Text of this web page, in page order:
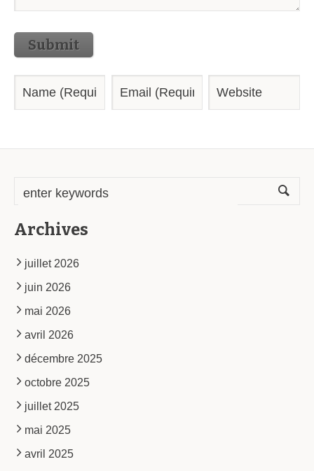
Submit
Archives
juillet 2026
juin 2026
mai 2026
avril 2026
décembre 2025
octobre 2025
juillet 2025
mai 2025
avril 2025